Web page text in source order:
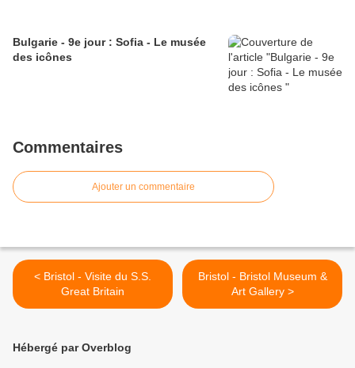
Bulgarie - 9e jour : Sofia - Le musée
des icônes
Commentaires
Ajouter un commentaire
< Bristol - Visite du S.S.
Great Britain
Bristol - Bristol Museum &
Art Gallery >
Hébergé par Overblog